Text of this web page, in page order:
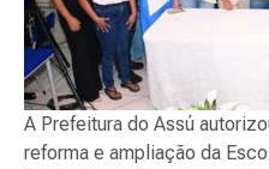
A Prefeitura do Assú
reforma e ampliação da